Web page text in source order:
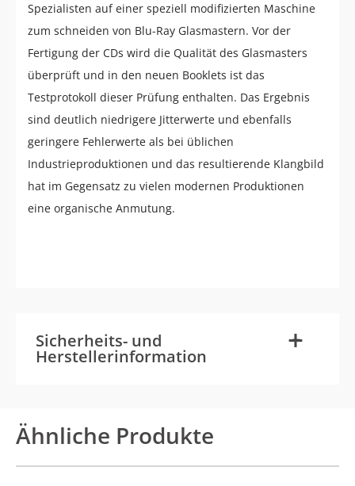
Spezialisten auf einer speziell modifizierten Maschine
zum schneiden von Blu-Ray Glasmastern. Vor der
Fertigung der CDs wird die Qualität des Glasmasters
überprüft und in den neuen Booklets ist das
Testprotokoll dieser Prüfung enthalten. Das Ergebnis
sind deutlich niedrigere Jitterwerte und ebenfalls
geringere Fehlerwerte als bei üblichen
Industrieproduktionen und das resultierende Klangbild
hat im Gegensatz zu vielen modernen Produktionen
eine organische Anmutung.
Sicherheits- und
Herstellerinformation +
-
Ähnliche Produkte